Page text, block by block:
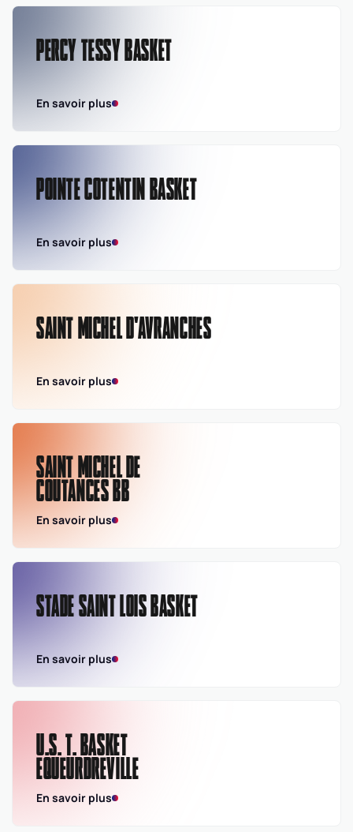
PERCY TESSY BASKET
En savoir plus
POINTE COTENTIN BASKET
En savoir plus
SAINT MICHEL D'AVRANCHES
En savoir plus
SAINT MICHEL DE
COUTANCES BB
En savoir plus
STADE SAINT LOIS BASKET
En savoir plus
U.S. T. BASKET
EQUEURDREVILLE
En savoir plus